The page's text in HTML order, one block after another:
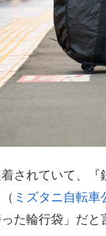
されていて、
ミズタニ自転
た輪行袋」だと